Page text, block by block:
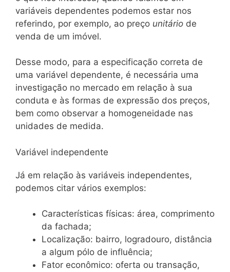
variáveis dependentes podemos estar nos
referindo, por exemplo, ao preço unitário de
venda de um imóvel.
Desse modo, para a especificação correta de
uma variável dependente, é necessária uma
investigação no mercado em relação à sua
conduta e às formas de expressão dos preços,
bem como observar a homogeneidade nas
unidades de medida.
Variável independente
Já em relação às variáveis independentes,
podemos citar vários exemplos:
Características físicas: área, comprimento
da fachada;
Localização: bairro, logradouro, distância
a algum pólo de influência;
Fator econômico: oferta ou transação,